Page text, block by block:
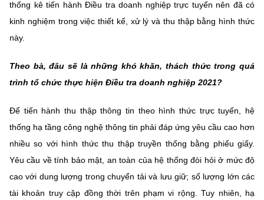
thống kê tiến hành Điều tra doanh nghiệp trực tuyến nên đã có
kinh nghiệm trong việc thiết kế, xử lý và thu thập bằng hình thức
này.
Theo bà, đâu sẽ là những khó khăn, thách thức trong quá
trình tổ chức thực hiện Điều tra doanh nghiệp 2021?
Để tiến hành thu thập thông tin theo hình thức trực tuyến, hệ
thống hạ tầng công nghệ thông tin phải đáp ứng yêu cầu cao hơn
nhiều so với hình thức thu thập truyền thống bằng phiếu giấy.
Yêu cầu về tính bảo mật, an toàn của hệ thống đòi hỏi ở mức độ
cao với dung lượng trong chuyển tải và lưu giữ; số lượng lớn các
tài khoản truy cập đồng thời trên phạm vi rộng. Tuy nhiên, hạ